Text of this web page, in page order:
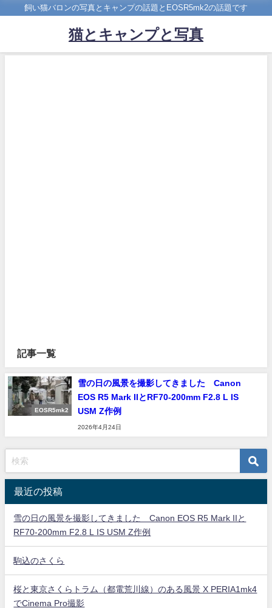
飼い猫バロンの写真とキャンプの話題とEOSR5mk2の話題です
猫とキャンプと写真
記事一覧
EOSR5mk2
雪の日の風景を撮影してきました Canon
EOS R5 Mark IIとRF70-200mm F2.8 L IS
USM Z作例
2026年4月24日
最近の投稿
雪の日の風景を撮影してきました Canon EOS R5 Mark IIと
RF70-200mm F2.8 L IS USM Z作例
駒込のさくら
桜と東京さくらトラム（都電荒川線）のある風景 X PERIA1mk4
でCinema Pro撮影